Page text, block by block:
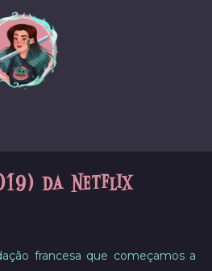
da Netflix
francesa que começamos a